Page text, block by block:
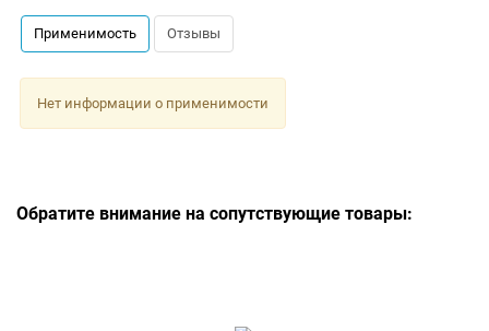
Применимость Отзывы
Нет информации о применимости
Обратите внимание на сопутствующие товары: